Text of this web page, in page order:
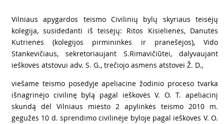
Vilniaus apygardos teismo Civilinių bylų skyriaus teisėjų
kolegija, susidedanti iš teisėjų: Ritos Kisielienės, Danutės
Kutrienės (kolegijos pirmininkės ir pranešėjos), Vido
Stankevičiaus, sekretoriaujant S.Rimavičiūtei, dalyvaujant
ieškovės atstovui adv. S. G., trečiojo asmens atstovei Ž. D.,
viešame teismo posėdyje apeliacine žodinio proceso tvarka
išnagrinėjo civilinę bylą pagal ieškovės V. O. T. apeliacinį
skundą dėl Vilniaus miesto 2 apylinkės teismo 2010 m.
gegužės 10 d. sprendimo civilinėje byloje pagal ieškovės V. O.